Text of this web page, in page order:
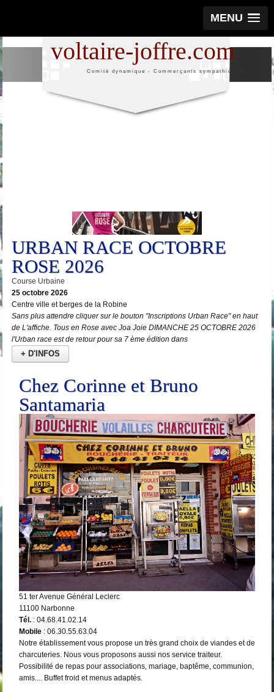
MENU
voltaire-joffre.com
Comité dynamique - Commerçants sympathiques
URBAN RACE OCTOBRE
ROSE 2026
Course Urbaine
25 octobre 2026
Centre ville et berges de la Robine
Sans plus attendre cliquer sur le bouton "Inscriptions Urban Race" en haut
de L'affiche. Tous en Rose avec Joa Joie DIMANCHE 25 OCTOBRE 2026
l'Urban race est de retour pour sa 7 ème édition dans
+ D'INFOS
Chez Corinne et Bruno
Santamaria
51 ter Avenue Général Leclerc
11100 Narbonne
Tél. : 04.68.41.02.14
Mobile : 06.30.55.63.04
Notre établissement vous propose un très grand choix de viandes et de
charcuteries. Nous vous proposons aussi nos service traiteur.
Possibilité de repas pour associations, mariage, baptême, communion,
amis.... Buffet froid et menus adaptés.